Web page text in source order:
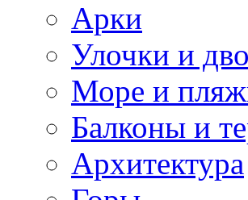
Арки
Улочки и
Море и
Балконы и
Архитектура